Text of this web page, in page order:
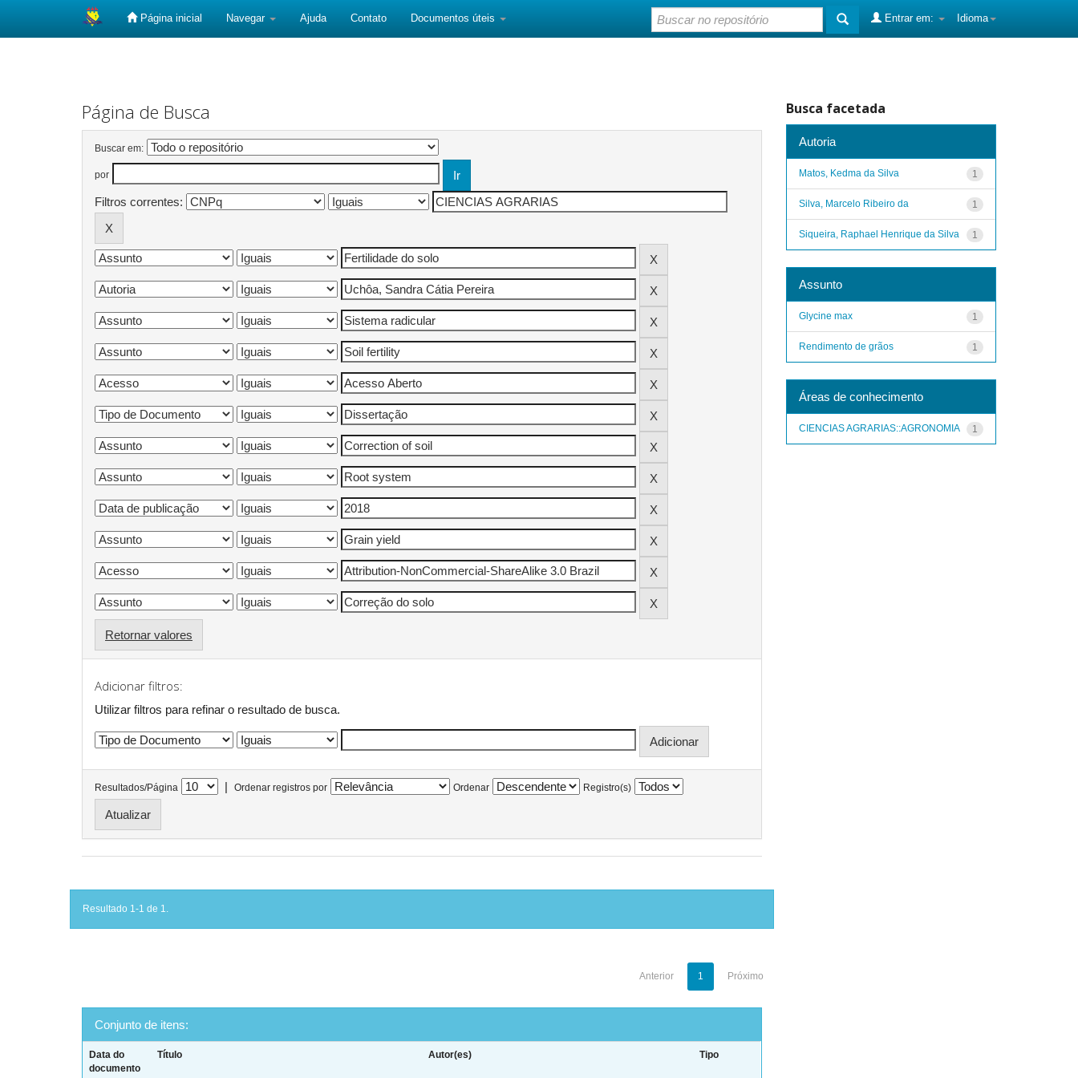
Página inicial Navegar Ajuda Contato Documentos úteis Idioma
Entrar em:
Página de Busca
Buscar em:
por
Filtros correntes:
Retornar valores
Adicionar filtros:
Utilizar filtros para refinar o resultado de busca.
Resultados/Página | Ordenar registros por Ordenar Registro(s)
Resultado 1-1 de 1.
Anterior 1 Próximo
Conjunto de itens:
Data do
documento
Título Autor(es) Tipo
Busca facetada
Autoria
1
Matos, Kedma da Silva
1
Silva, Marcelo Ribeiro da
1
Siqueira, Raphael Henrique da Silva
Assunto
1
Glycine max
1
Rendimento de grãos
Áreas de conhecimento
1
CIENCIAS AGRARIAS::AGRONOMIA